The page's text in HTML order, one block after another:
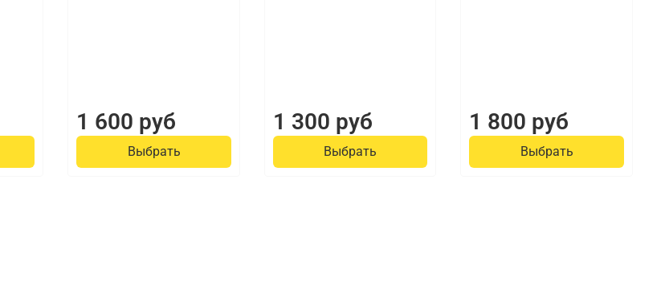
1 600 руб
Выбрать
1 300 руб
Выбрать
1 800 руб
Выбрать